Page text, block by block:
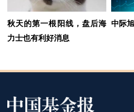
秋天的第一根阳线，盘后海
力士也有利好消息
中际